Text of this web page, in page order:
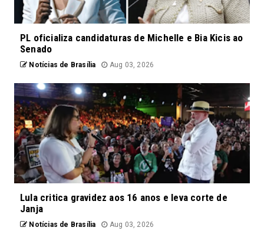
PL oficializa candidaturas de Michelle e Bia Kicis ao
Senado
Notícias de Brasília Aug 03, 2026
Lula critica gravidez aos 16 anos e leva corte de
Janja
Notícias de Brasília Aug 03, 2026